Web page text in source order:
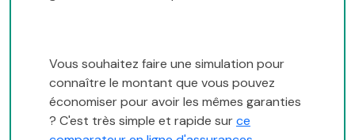
Vous souhaitez faire une simulation pour
connaître le montant que vous pouvez
économiser pour avoir les mêmes garanties
? C'est très simple et rapide surce